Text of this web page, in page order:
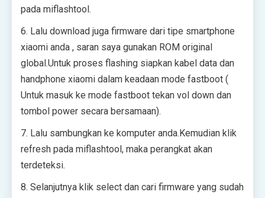
pada miflashtool.
6. Lalu download juga firmware dari tipe smartphone
xiaomi anda , saran saya gunakan ROM original
global.Untuk proses flashing siapkan kabel data dan
handphone xiaomi dalam keadaan mode fastboot (
Untuk masuk ke mode fastboot tekan vol down dan
tombol power secara bersamaan).
7. Lalu sambungkan ke komputer anda.Kemudian klik
refresh pada miflashtool, maka perangkat akan
terdeteksi.
8. Selanjutnya klik select dan cari firmware yang sudah